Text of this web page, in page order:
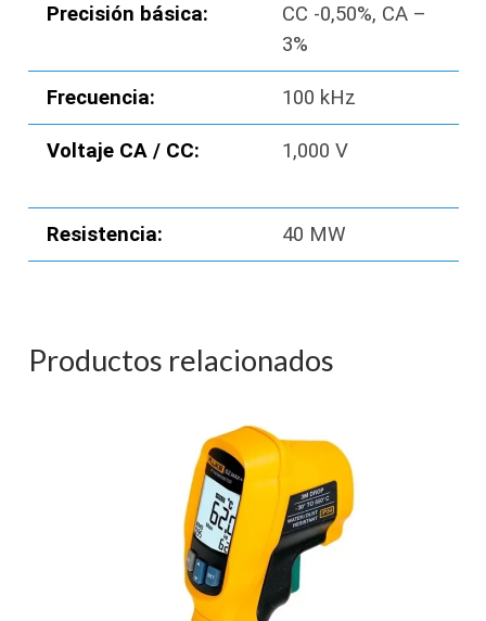
Precisión básica:
CC -0,50%, CA –
3%
Frecuencia: 100 kHz
Voltaje CA / CC: 1,000 V
Resistencia: 40 MW
Productos relacionados